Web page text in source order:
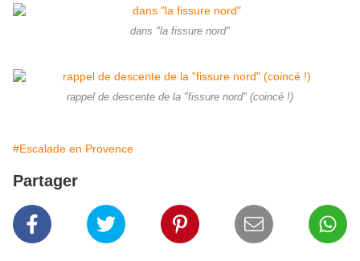
dans "la fissure nord"
rappel de descente de la "fissure nord" (coincé !)
#Escalade en Provence
Partager